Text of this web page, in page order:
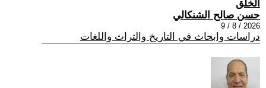
الخلق
حسن صالح الشنكالي
2026 / 8 / 9
دراسات وابحاث في التاريخ والتراث واللغات